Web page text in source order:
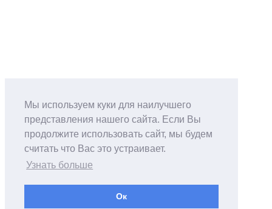
Мы используем куки для наилучшего
представления нашего сайта. Если Вы
продолжите использовать сайт, мы будем
считать что Вас это устраивает.
Узнать больше
Ок